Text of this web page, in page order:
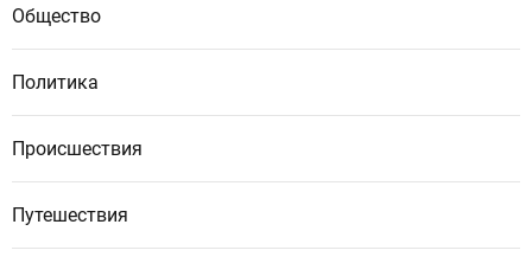
Общество
Политика
Происшествия
Путешествия